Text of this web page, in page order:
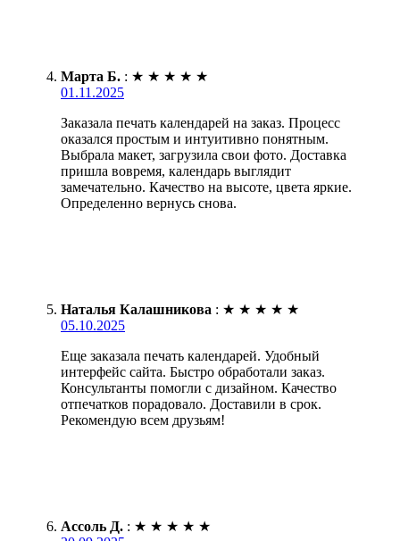
Марта Б. : ★ ★ ★ ★ ★
01.11.2025
Заказала печать календарей на заказ. Процесс
оказался простым и интуитивно понятным.
Выбрала макет, загрузила свои фото. Доставка
пришла вовремя, календарь выглядит
замечательно. Качество на высоте, цвета яркие.
Определенно вернусь снова.
Наталья Калашникова : ★ ★ ★ ★ ★
05.10.2025
Еще заказала печать календарей. Удобный
интерфейс сайта. Быстро обработали заказ.
Консультанты помогли с дизайном. Качество
отпечатков порадовало. Доставили в срок.
Рекомендую всем друзьям!
Ассоль Д. : ★ ★ ★ ★ ★